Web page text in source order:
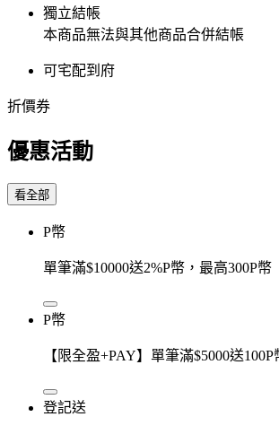
獨立結帳
本商品無法與其他商品合併結帳
可宅配到府
折價券
優惠活動
看全部
P幣
單筆滿$10000送2%P幣，最高300P幣
P幣
【限全盈+PAY】單筆滿$5000送100P
登記送